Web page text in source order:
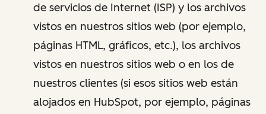
de servicios de Internet (ISP) y los archivos
vistos en nuestros sitios web (por ejemplo,
páginas HTML, gráficos, etc.), los archivos
vistos en nuestros sitios web o en los de
nuestros clientes (si esos sitios web están
alojados en HubSpot, por ejemplo, páginas